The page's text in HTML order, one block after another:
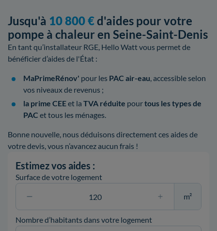
Jusqu'à 10 800 €d'aides pour votre
pompe à chaleur en Seine-Saint-Denis
En tant qu’installateur RGE, Hello Watt vous permet de
bénéficier d’aides de l'État :
MaPrimeRénov' pour les PAC air-eau, accessible selon
vos niveaux de revenus ;
la prime CEEet la TVA réduite pourtous les types de
PAC et tous les ménages.
Bonne nouvelle, nous déduisons directement ces aides de
votre devis, vous n’avancez aucun frais !
Estimez vos aides :
Surface de votre logement
m²
Nombre d’habitants dans votre logement